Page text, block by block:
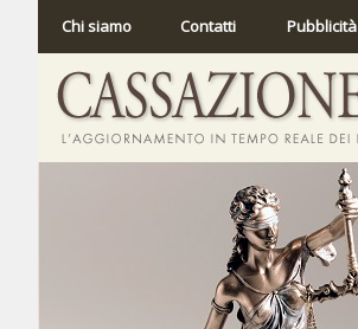
Chi siamo Contatti Pubblicità